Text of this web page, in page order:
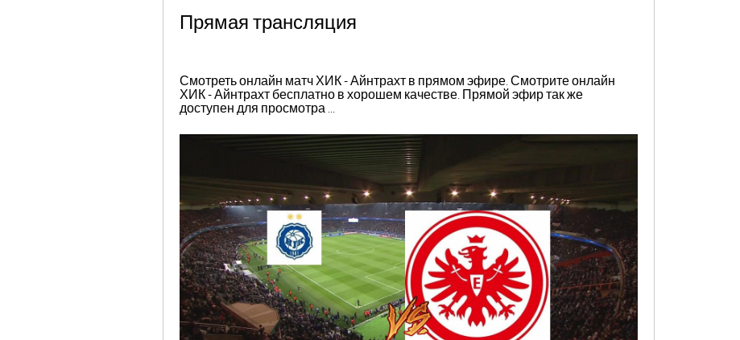
Прямая трансляция
Смотреть онлайн матч ХИК - Айнтрахт в прямом эфире. Смотрите онлайн
ХИК - Айнтрахт бесплатно в хорошем качестве. Прямой эфир так же
доступен для просмотра ...